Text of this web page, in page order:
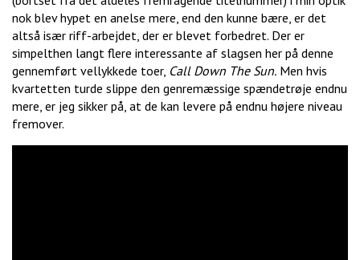
nok blev hypet en anelse mere, end den kunne bære, er det
altså især riff-arbejdet, der er blevet forbedret. Der er
simpelthen langt flere interessante af slagsen her på denne
gennemført vellykkede toer, Call Down The Sun. Men hvis
kvartetten turde slippe den genremæssige spændetrøje endnu
mere, er jeg sikker på, at de kan levere på endnu højere niveau
fremover.